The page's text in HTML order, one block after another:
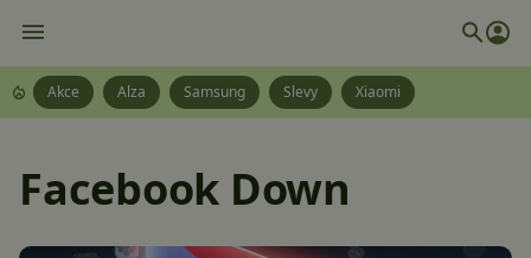
Akce Alza Samsung Slevy Xiaomi
Facebook Down